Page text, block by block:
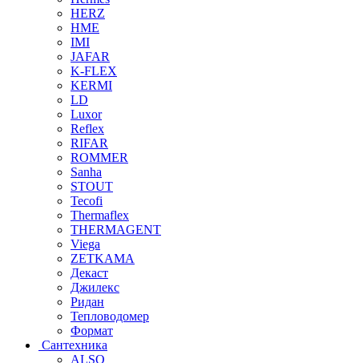
HERZ
HME
IMI
JAFAR
K-FLEX
KERMI
LD
Luxor
Reflex
RIFAR
ROMMER
Sanha
STOUT
Tecofi
Thermaflex
THERMAGENT
Viega
ZETKAMA
Декаст
Джилекс
Ридан
Тепловодомер
Формат
Сантехника
ALSO